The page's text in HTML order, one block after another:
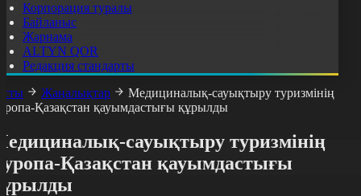
Корпорация туралы
Байланыс
Жарнама
ALTYN QOR
Редакция стандарты
Жаңалықтар
Медициналық-сауықтыру туризмінің
Қазақстан қауымдастығы құрылды
сауықтыру туризмінің
Қазақстан қауымдастығы